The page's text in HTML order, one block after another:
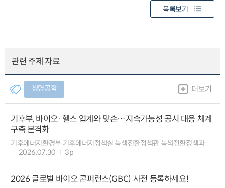
목록보기
관련 주제 자료
생명공학 더보기
기후부, 바이오·헬스 업계와 맞손…지속가능성 공시 대응 체계
구축 본격화
기후에너지환경부 기후에너지정책실 녹색전환정책관 녹색전환정책과
2026.07.30
3p
2026 글로벌 바이오 콘퍼런스(GBC) 사전 등록하세요!